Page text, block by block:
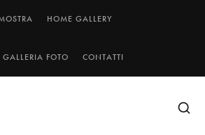
HOME GALLERY
GALLERIA FOTO CONTATTI